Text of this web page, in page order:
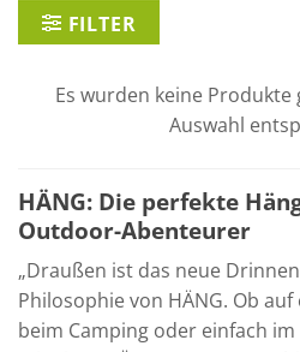
FILTER
Es wurden keine
Auswahl
HÄNG: Die perfekte
Outdoor-Abenteurer
„Draußen ist das neue
Philosophie von HÄNG. Ob
beim Camping oder einfach